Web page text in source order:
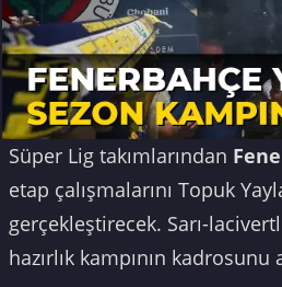
Süper Lig takımlarından
etap çalışmalarını Topuk
gerçekleştirecek. Sarı-
hazırlık kampının kadrosunu